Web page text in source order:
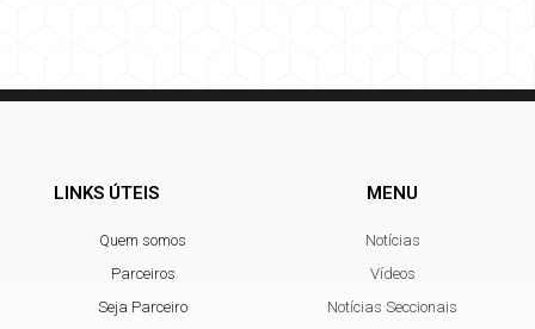
LINKS ÚTEIS
Quem somos
Parceiros
Seja Parceiro
MENU
Notícias
Vídeos
Notícias Seccionais